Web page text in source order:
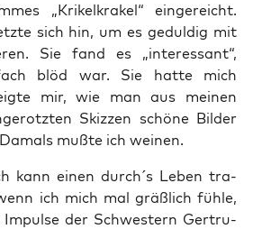
„Kri­kel­kra­kel“ ein­ge­reicht.
sich hin, um es gedul­dig mit
Sie fand es „inter­es­sant“,
blöd war. Sie hat­te mich
mir, wie man aus mei­nen
Skiz­zen schö­ne Bil­der
muß­te ich weinen.
kann einen durch´s Leben tra­
ich mich mal gräß­lich füh­le,
Impul­se der Schwes­tern Ger­tru­